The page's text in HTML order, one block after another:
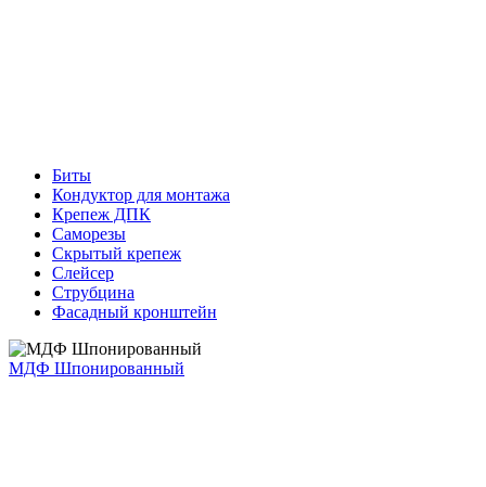
Биты
Кондуктор для монтажа
Крепеж ДПК
Саморезы
Скрытый крепеж
Слейсер
Струбцина
Фасадный кронштейн
МДФ Шпонированный